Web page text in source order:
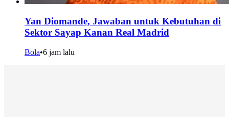
Yan Diomande, Jawaban untuk Kebutuhan di
Sektor Sayap Kanan Real Madrid
Bola•6 jam lalu